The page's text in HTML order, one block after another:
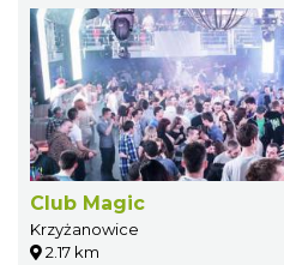
Club Magic
Krzyżanowice
2.17 km